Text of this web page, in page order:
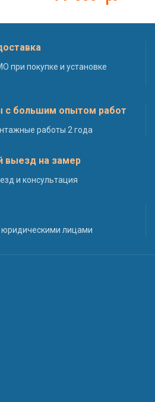
при покупке и установке
с большим опытом работ
работы 2 года
выезд на замер
и консультация
лицами